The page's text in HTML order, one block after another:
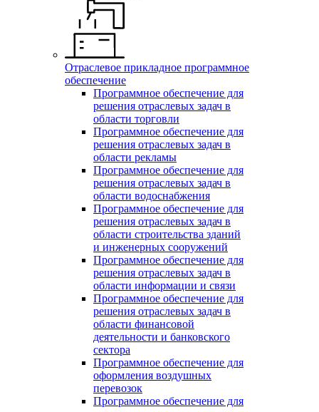
Отраслевое прикладное программное
обеспечение
Программное обеспечение для
решения отраслевых задач в
области торговли
Программное обеспечение для
решения отраслевых задач в
области рекламы
Программное обеспечение для
решения отраслевых задач в
области водоснабжения
Программное обеспечение для
решения отраслевых задач в
области строительства зданий
и инженерных сооружений
Программное обеспечение для
решения отраслевых задач в
области информации и связи
Программное обеспечение для
решения отраслевых задач в
области финансовой
деятельности и банковского
сектора
Программное обеспечение для
оформления воздушных
перевозок
Программное обеспечение для